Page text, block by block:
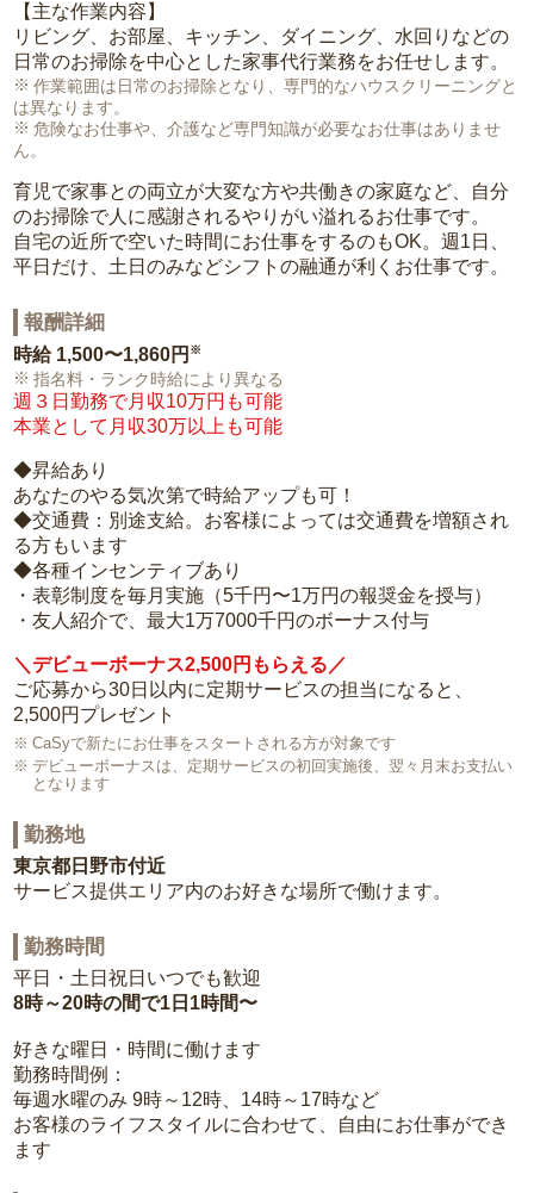
【主な作業内容】
リビング、お部屋、キッチン、ダイニング、水回りなどの
日常のお掃除を中心とした家事代行業務をお任せします。
作業範囲は日常のお掃除となり、専門的なハウスクリーニングと
は異なります。
危険なお仕事や、介護など専門知識が必要なお仕事はありませ
ん。
育児で家事との両立が大変な方や共働きの家庭など、自分
のお掃除で人に感謝されるやりがい溢れるお仕事です。
自宅の近所で空いた時間にお仕事をするのもOK。週1日、
平日だけ、土日のみなどシフトの融通が利くお仕事です。
報酬詳細
時給 1,500〜1,860円 ※
指名料・ランク時給により異なる
週３日勤務で月収10万円も可能
本業として月収30万以上も可能
◆昇給あり
あなたのやる気次第で時給アップも可！
◆交通費：別途支給。お客様によっては交通費を増額され
る方もいます
◆各種インセンティブあり
・表彰制度を毎月実施（5千円〜1万円の報奨金を授与）
・友人紹介で、最大1万7000千円のボーナス付与
＼デビューボーナス2,500円もらえる／
ご応募から30日以内に定期サービスの担当になると、
2,500円プレゼント
CaSyで新たにお仕事をスタートされる方が対象です
デビューボーナスは、定期サービスの初回実施後、翌々月末お支払い
となります
勤務地
東京都日野市付近
サービス提供エリア内のお好きな場所で働けます。
勤務時間
平日・土日祝日いつでも歓迎
8時～20時の間で1日1時間〜
好きな曜日・時間に働けます
勤務時間例：
毎週水曜のみ 9時～12時、14時～17時など
お客様のライフスタイルに合わせて、自由にお仕事ができ
ます